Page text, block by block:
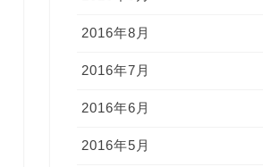
2016年8月
2016年7月
2016年6月
2016年5月